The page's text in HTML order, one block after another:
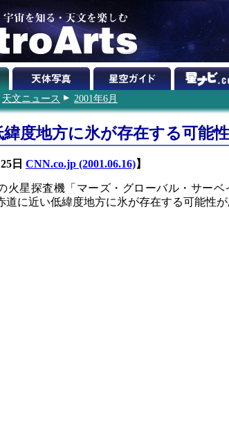
天文ニュース 2001年6月
緯度地方に氷が存在する可能性
日 CNN.co.jp (2001.06.16)】
火星探査機「マーズ・グローバル・サー
道に近い低緯度地方に氷が存在する可能性が